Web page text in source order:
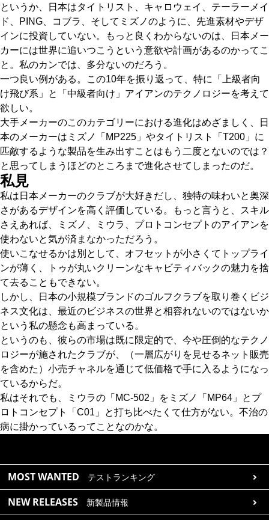
というか、日本はタイトリスト、キャロウェイ、テーラーメイ
ド、PING、コブラ、そしてミズノのように、先進素材やデザ
インに投資していない。もっと良くわからないのは、日本メー
カーには世界に追いつこうという意欲や計画があるのかってこ
と。私のカンでは、多分ないのだろう。
一つ良い例がある。この10年を振り返って、特に「上級者向
け飛び系」と「中級者向け」アイアンのテクノロジーを考えて
欲しい。
大手メーカーのこのカテゴリーにおける進化はめざましく、日
本のメーカーはミズノ「MP225」やタイトリスト「T200」に
匹敵するような製品を生み出すことはもう二度とないのでは？
と思ってしまうほどのところまで進化させてしまったのだ。
私見
私は日本メーカーのクラブが大好きだし、独特の味わいと奥深
さがあるデザインを高く評価している。もっと言うと、スキル
さえあれば、ミズノ、ミウラ、プロトコンセプトのアイアンを
使わないと気が済まなかっただろう。
使いこなせるかは別として、オフセットが小さくてトップライ
ンが薄く、トゥが丸いクリーンなキャビティバックの魅力を捨
て去ることもできない。
しかし、日本の小規模ブランドのゴルフクラブを取り巻くビジ
ネス文化は、最近のビジネスの世界と相容れないのではないか
という私の懸念も高まっている。
というのも、彼らの市場は既に限定的で、今や圧倒的なテクノ
ロジーが施されたクラブが、（一層広がりを見せるネット販売
を含めた）小売チャネルを通じて低価格で手に入るようになっ
ているからだ。
私はそれでも、ミウラの「MC-502」をミズノ「MP64」とプ
ロトコンセプト「C01」と打ち比べたくて仕方がない。不治の
病に掛かっているってことなのかな。
MOST WANTED テストランキング
NEW RELEASES 新製品情報